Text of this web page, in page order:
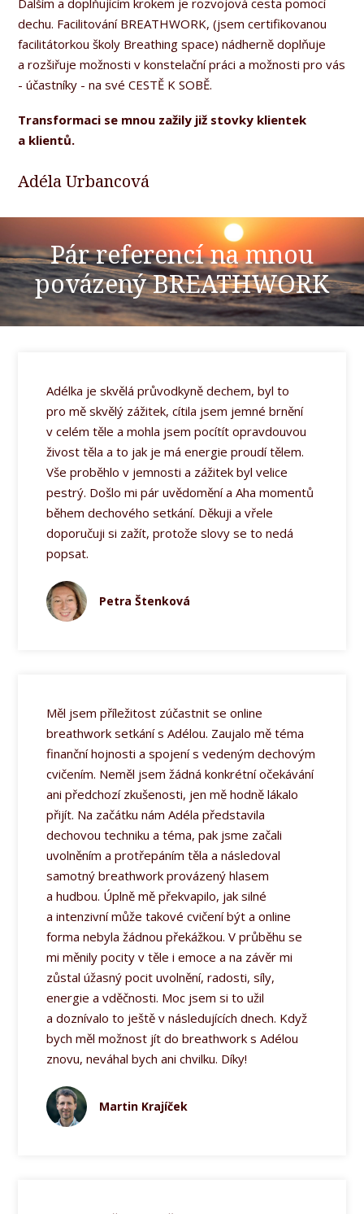
dechu. Facilitování BREATHWORK, (jsem certifikovanou
facilitátorkou školy Breathing space) nádherně doplňuje
a rozšiřuje možnosti v konstelační práci a možnosti pro vás
- účastníky - na své CESTĚ K SOBĚ.
Transformaci se mnou zažily již stovky klientek
a klientů.
Adéla Urbancová
Pár referencí na mnou
povázený BREATHWORK
Adélka je skvělá průvodkyně dechem, byl to
pro mě skvělý zážitek, cítila jsem jemné brnění
v celém těle a mohla jsem pocítít opravdouvou
živost těla a to jak je má energie proudí tělem.
Vše proběhlo v jemnosti a zážitek byl velice
pestrý. Došlo mi pár uvědomění a Aha momentů
během dechového setkání. Děkuji a vřele
doporučuji si zažít, protože slovy se to nedá
popsat.
Petra Štenková
Měl jsem příležitost zúčastnit se online
breathwork setkání s Adélou. Zaujalo mě téma
finanční hojnosti a spojení s vedeným dechovým
cvičením. Neměl jsem žádná konkrétní očekávání
ani předchozí zkušenosti, jen mě hodně lákalo
přijít. Na začátku nám Adéla představila
dechovou techniku a téma, pak jsme začali
uvolněním a protřepáním těla a následoval
samotný breathwork provázený hlasem
a hudbou. Úplně mě překvapilo, jak silné
a intenzivní může takové cvičení být a online
forma nebyla žádnou překážkou. V průběhu se
mi měnily pocity v těle i emoce a na závěr mi
zůstal úžasný pocit uvolnění, radosti, síly,
energie a vděčnosti. Moc jsem si to užil
a doznívalo to ještě v následujících dnech. Když
bych měl možnost jít do breathwork s Adélou
znovu, neváhal bych ani chvilku. Díky!
Martin Krajíček